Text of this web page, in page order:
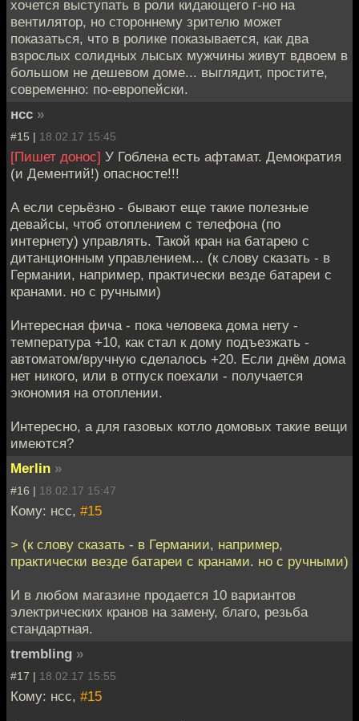
хочется выступать в роли кидающего г-но на
вентилятор, но стороннему зрителю может
показаться, что в ролике показывается, как два
взрослых солидных лысых мужчины живут вдвоем в
большом не дешевом доме... выглядит, простите,
современно: по-европейски.
нсс »
#15 | 18.02.17 15:45
[Пишет донос] У Гоблена есть афтамат. Демократия
(и Дементий!) опасносте!!!
А если серьёзно - бывают еще такие полезные
девайсы, чтоб отоплением с телефона (по
интернету) управлять. Такой кран на батарею с
дитанционным управлением... (к слову сказать - в
Германии, например, практически везде батареи с
кранами. но с ручными)
Интересная фича - пока человека дома нету -
температура +10, как стал к дому подъезжать -
автоматом/вручную сделалось +20. Если днём дома
нет никого, или в отпуск поехали - получается
экономия на отоплении.
Интересно, а для газовых котло домовых такие вещи
имеются?
Merlin »
#16 | 18.02.17 15:47
Кому: нсс, #15
> (к слову сказать - в Германии, например,
практически везде батареи с кранами. но с ручными)
И в любом магазине продается 10 вариантов
электрических кранов на замену, благо, резьба
стандартная.
trembling »
#17 | 18.02.17 15:55
Кому: нсс, #15